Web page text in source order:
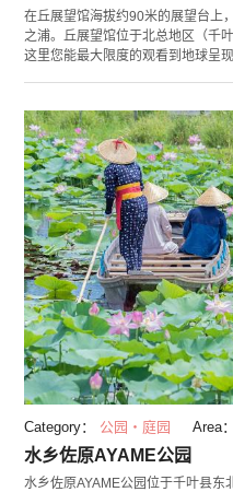
在丘展望馆海拔约90米的展望台上
之浦。丘展望馆位于北总地区（千
这里您能最大限度的观看到地球呈
随季节举办各式的展览会，并设有
Category： 公园・庭园 Area：
水乡佐原AYAME公园
水乡佐原AYAME公园位于千叶县